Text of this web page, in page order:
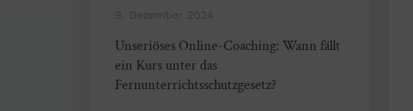
9. Dezember 2024
Unseriöses Online-Coaching: Wann fällt
ein Kurs unter das
Fernunterrichtsschutzgesetz?